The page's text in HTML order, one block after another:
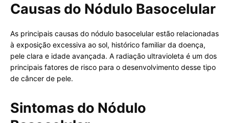
Causas do Nódulo Basocelular
As principais causas do nódulo basocelular estão relacionadas
à exposição excessiva ao sol, histórico familiar da doença,
pele clara e idade avançada. A radiação ultravioleta é um dos
principais fatores de risco para o desenvolvimento desse tipo
de câncer de pele.
Sintomas do Nódulo